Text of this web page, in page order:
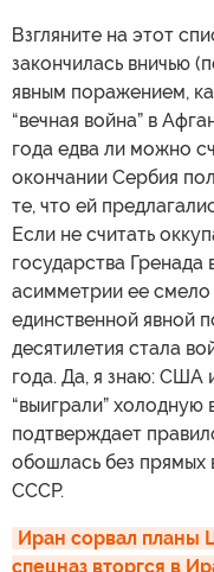
Взгляните на этот
закончилась вничью
явным поражением,
“вечная война” в
года едва ли можно
окончании Сербия
те, что ей
Если не считать
государства
асимметрии ее смело
единственной явной
десятилетия стала
года. Да, я знаю: США
“выиграли”
подтверждает
обошлась без прямых
СССР.
Иран сорвал планы
спецназ вторгся в